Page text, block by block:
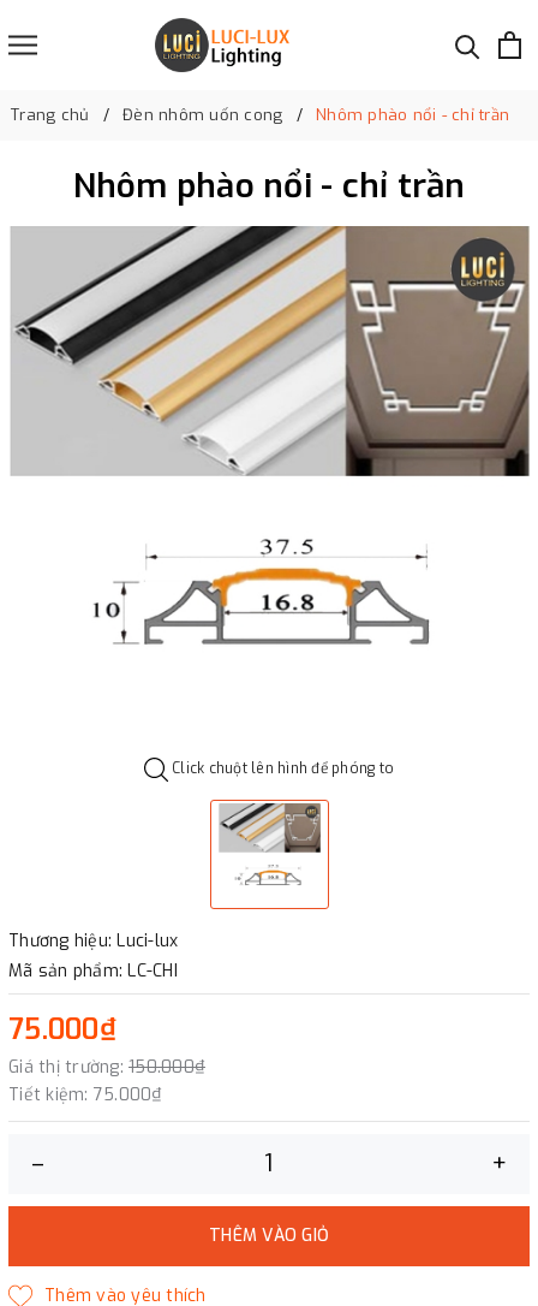
Trang chủ Đèn nhôm uốn cong Nhôm phào nổi - chỉ trần
Nhôm phào nổi - chỉ trần
Click chuột lên hình để phóng to
Thương hiệu: Luci-lux
Mã sản phẩm: LC-CHI
75.000₫
Giá thị trường: 150.000₫
Tiết kiệm: 75.000₫
– +
THÊM VÀO GIỎ